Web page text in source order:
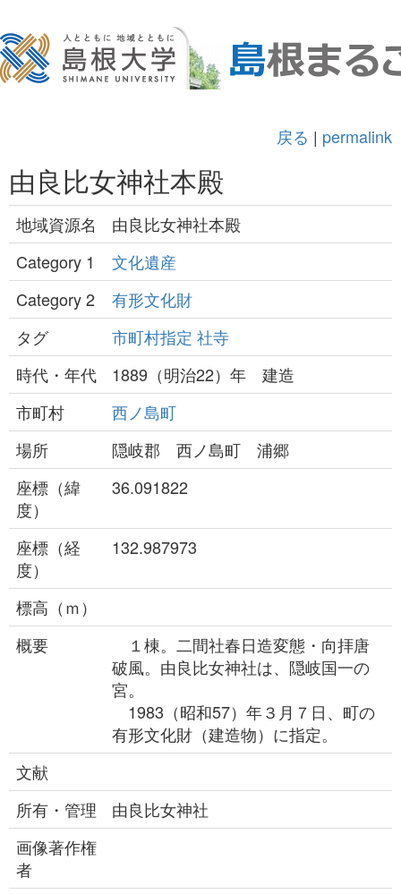
戻る | permalink
由良比女神社本殿
地域資源名
由良比女神社本殿
Category 1
文化遺産
Category 2
有形文化財
タグ
市町村指定 社寺
時代・年代
1889（明治22）年 建造
市町村
西ノ島町
場所
隠岐郡 西ノ島町 浦郷
座標（緯
度）
36.091822
座標（経
度）
132.987973
標高（ｍ）
概要
１棟。二間社春日造変態・向拝唐
破風。由良比女神社は、隠岐国一の
宮。
1983（昭和57）年３月７日、町の
有形文化財（建造物）に指定。
文献
所有・管理
由良比女神社
画像著作権
者